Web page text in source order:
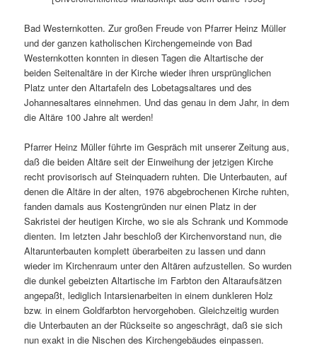
Bad Westernkotten. Zur großen Freude von Pfarrer Heinz Müller
und der ganzen katholischen Kirchengemeinde von Bad
Westernkotten konnten in diesen Tagen die Altartische der
beiden Seitenaltäre in der Kirche wieder ihren ursprünglichen
Platz unter den Altartafeln des Lobetagsaltares und des
Johannesaltares einnehmen. Und das genau in dem Jahr, in dem
die Altäre 100 Jahre alt werden!
Pfarrer Heinz Müller führte im Gespräch mit unserer Zeitung aus,
daß die beiden Altäre seit der Einweihung der jetzigen Kirche
recht provisorisch auf Steinquadern ruhten. Die Unterbauten, auf
denen die Altäre in der alten, 1976 abgebrochenen Kirche ruhten,
fanden damals aus Kostengründen nur einen Platz in der
Sakristei der heutigen Kirche, wo sie als Schrank und Kommode
dienten. Im letzten Jahr beschloß der Kirchenvorstand nun, die
Altarunterbauten komplett überarbeiten zu lassen und dann
wieder im Kirchenraum unter den Altären aufzustellen. So wurden
die dunkel gebeizten Altartische im Farbton den Altaraufsätzen
angepaßt, lediglich Intarsienarbeiten in einem dunkleren Holz
bzw. in einem Goldfarbton hervorgehoben. Gleichzeitig wurden
die Unterbauten an der Rückseite so angeschrägt, daß sie sich
nun exakt in die Nischen des Kirchengebäudes einpassen.